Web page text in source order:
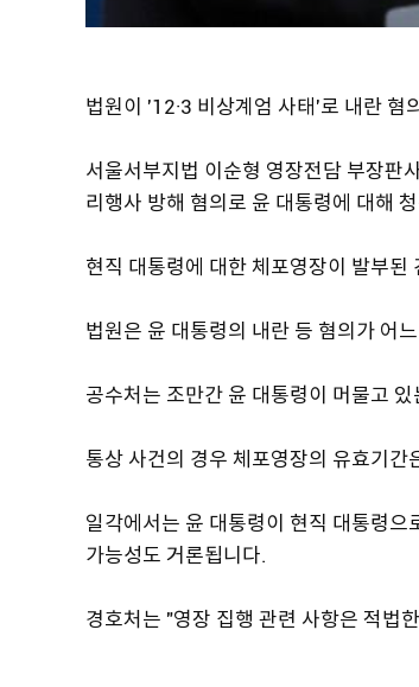
법원이 '12·3 비상계엄 사태'로 내란 혐
서울서부지법 이순형 영장전담 부장판
리행사 방해 혐의로 윤 대통령에 대해
현직 대통령에 대한 체포영장이 발부된
법원은 윤 대통령의 내란 등 혐의가 어
공수처는 조만간 윤 대통령이 머물고
통상 사건의 경우 체포영장의 유효기간
일각에서는 윤 대통령이 현직 대통령
가능성도 거론됩니다.
경호처는 "영장 집행 관련 사항은 적법